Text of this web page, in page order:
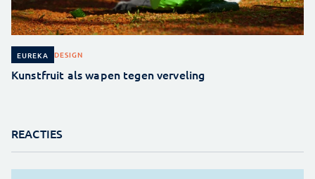
EUREKA DESIGN
Kunstfruit als wapen tegen verveling
REACTIES